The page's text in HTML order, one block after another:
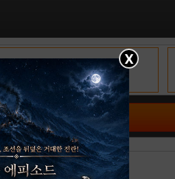
니티 바로가기
X